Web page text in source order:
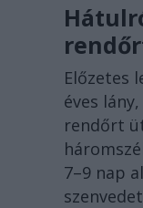
Előzetes
éves
rendőrt
7–9 nap